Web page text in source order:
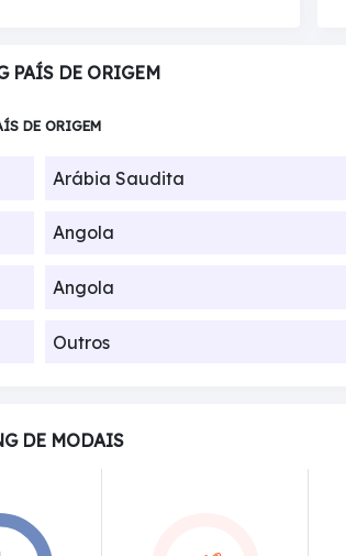
PAÍS DE ORIGEM
DE ORIGEM
Arábia Saudita
Angola
Angola
Outros
DE MODAIS